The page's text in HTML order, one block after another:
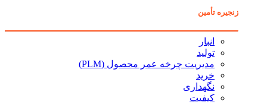
زنجیره تأمین
انبار
تولید
مدیریت چرخه عمر محصول (PLM)
خرید
نگهداری
کیفیت